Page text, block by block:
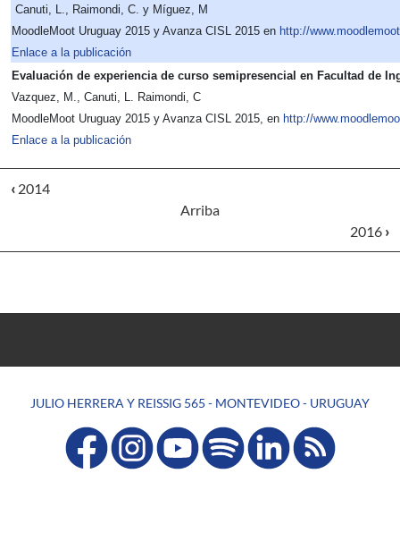
Canuti, L., Raimondi, C. y Míguez, M
MoodleMoot Uruguay 2015 y Avanza CISL 2015 en http://
Enlace a la publicación
Evaluación de experiencia de curso semipresencial en Facultad de
Vazquez, M., Canuti, L. Raimondi, C
MoodleMoot Uruguay 2015 y Avanza CISL 2015, en http://
Enlace a la publicación
‹ 2014
Arriba
2016 ›
JULIO HERRERA Y REISSIG 565 - MONTEVIDEO - URUGUAY